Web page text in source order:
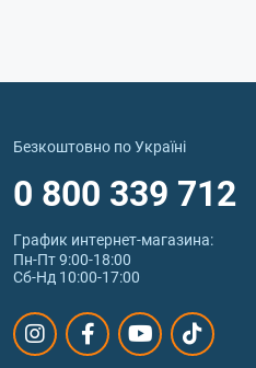
Безкоштовно по Україні
0 800 339 712
График интернет‑магазина:
Пн-Пт 9:00-18:00
Сб-Нд 10:00-17:00